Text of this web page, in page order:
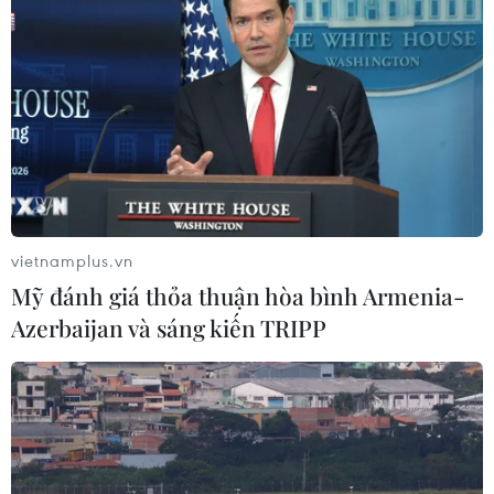
Israel và Liban không đạt tiến triển
trong ngày đàm phán đầu tiên
05/08/2026 15:01
Xung đột tại Trung Đông: Tàu hàng
Ấn Độ bị đánh chìm trên Biển Đỏ
05/08/2026 04:40
Israel phát triển xét nghiệm máu đơn
giản giúp phát hiện sớm ung thư
phổi
05/08/2026 03:42
vietnamplus.vn
Mỹ đánh giá thỏa thuận hòa bình Armenia-
Azerbaijan và sáng kiến TRIPP